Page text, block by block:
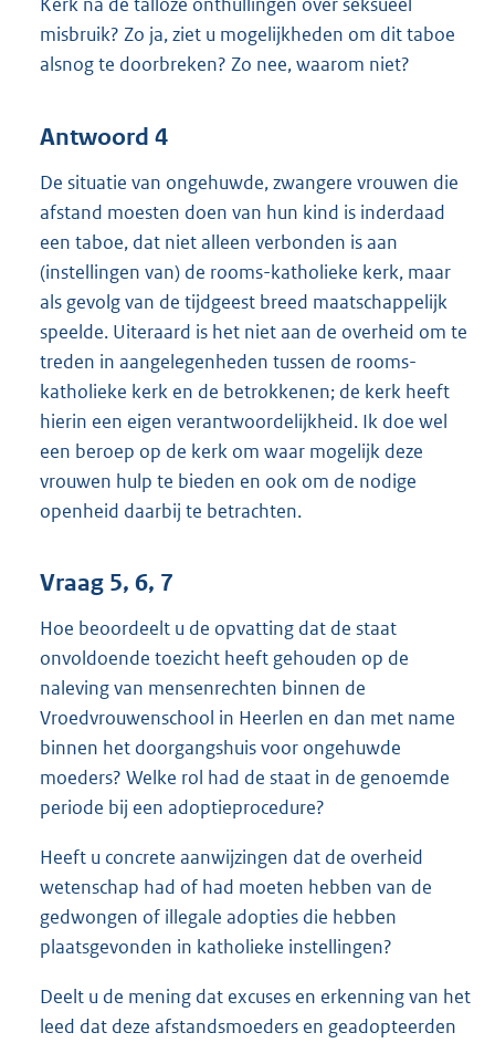
misbruik? Zo ja, ziet u mogelijkheden om dit taboe
alsnog te doorbreken? Zo nee, waarom niet?
Antwoord 4
De situatie van ongehuwde, zwangere vrouwen die
afstand moesten doen van hun kind is inderdaad
een taboe, dat niet alleen verbonden is aan
(instellingen van) de rooms-katholieke kerk, maar
als gevolg van de tijdgeest breed maatschappelijk
speelde. Uiteraard is het niet aan de overheid om te
treden in aangelegenheden tussen de rooms-
katholieke kerk en de betrokkenen; de kerk heeft
hierin een eigen verantwoordelijkheid. Ik doe wel
een beroep op de kerk om waar mogelijk deze
vrouwen hulp te bieden en ook om de nodige
openheid daarbij te betrachten.
Vraag 5, 6, 7
Hoe beoordeelt u de opvatting dat de staat
onvoldoende toezicht heeft gehouden op de
naleving van mensenrechten binnen de
Vroedvrouwenschool in Heerlen en dan met name
binnen het doorgangshuis voor ongehuwde
moeders? Welke rol had de staat in de genoemde
periode bij een adoptieprocedure?
Heeft u concrete aanwijzingen dat de overheid
wetenschap had of had moeten hebben van de
gedwongen of illegale adopties die hebben
plaatsgevonden in katholieke instellingen?
Deelt u de mening dat excuses en erkenning van het
leed dat deze afstandsmoeders en geadopteerden